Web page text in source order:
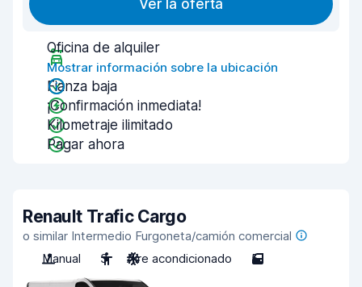
Ver la oferta
Oficina de alquiler
Mostrar información sobre la ubicación
Fianza baja
¡Confirmación inmediata!
Kilometraje ilimitado
Pagar ahora
Renault Trafic Cargo
o similar Intermedio Furgoneta/camión comercial
Manual
3 Aire acondicionado 5